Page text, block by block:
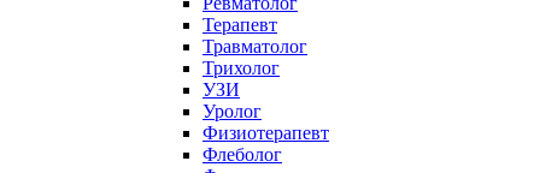
Терапевт
Травматолог
Трихолог
УЗИ
Уролог
Физиотерапевт
Флеболог